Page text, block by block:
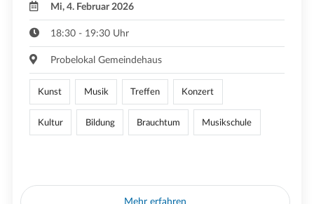
Mi, 4. Februar 2026
18:30 - 19:30 Uhr
Probelokal Gemeindehaus
Kunst Musik Treffen Konzert
Kultur Bildung Brauchtum Musikschule
Mehr erfahren